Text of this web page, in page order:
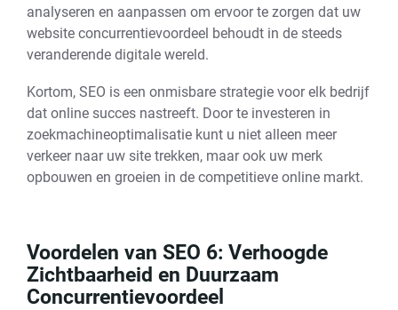
analyseren en aanpassen om ervoor te zorgen dat uw
website concurrentievoordeel behoudt in de steeds
veranderende digitale wereld.
Kortom, SEO is een onmisbare strategie voor elk bedrijf
dat online succes nastreeft. Door te investeren in
zoekmachineoptimalisatie kunt u niet alleen meer
verkeer naar uw site trekken, maar ook uw merk
opbouwen en groeien in de competitieve online markt.
Voordelen van SEO 6: Verhoogde
Zichtbaarheid en Duurzaam
Concurrentievoordeel